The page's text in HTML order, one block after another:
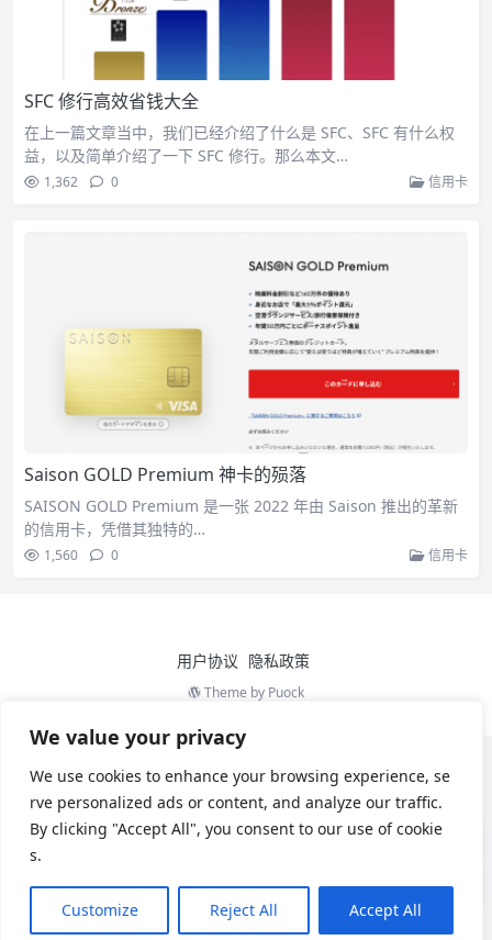
We value your privacy
We use cookies to enhance your browsing experience, se
rve personalized ads or content, and analyze our traffic.
By clicking "Accept All", you consent to our use of cookie
s.
Customize Reject All Accept All
SFC 修行高效省钱大全
在上一篇文章当中，我们已经介绍了什么是 SFC、SFC 有什么权
益，以及简单介绍了一下 SFC 修行。那么本文…
1,362 0 信用卡
Saison GOLD Premium 神卡的殒落
SAISON GOLD Premium 是一张 2022 年由 Saison 推出的革新
的信用卡，凭借其独特的…
1,560 0 信用卡
用户协议 隐私政策
Theme by Puock